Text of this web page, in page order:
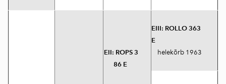
EII: ROPS 3
86 E
EIII: ROLLO 363
E
helekõrb 1963